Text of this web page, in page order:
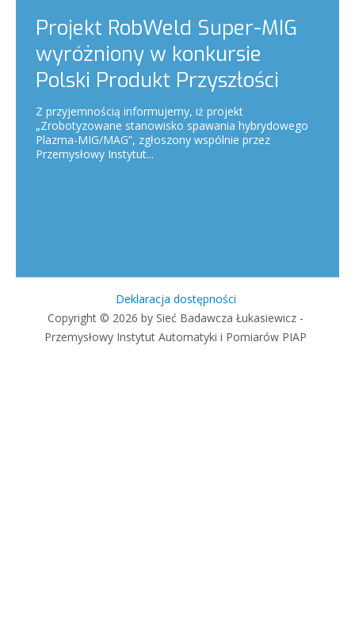
Projekt RobWeld Super-MIG
wyróżniony w konkursie
Polski Produkt Przyszłości
Z przyjemnością informujemy, iż projekt
„Zrobotyzowane stanowisko spawania hybrydowego
Plazma-MIG/MAG”, zgłoszony wspólnie przez
Przemysłowy Instytut...
Deklaracja dostępności
Copyright © 2026 by Sieć Badawcza Łukasiewicz -
Przemysłowy Instytut Automatyki i Pomiarów PIAP